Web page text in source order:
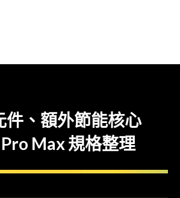
件、額外節能核心
Max 規格整理